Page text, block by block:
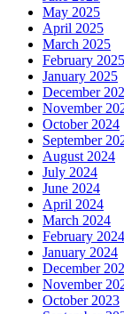
May 2025
April 2025
March 2025
February 2025
January 2025
December
November
October 2024
September
August 2024
July 2024
June 2024
April 2024
March 2024
February 2024
January 2024
December
November
October 2023